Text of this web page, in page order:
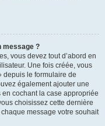
message ?
vous devez tout d’abord en
Une fois créée, vous
depuis le formulaire de
également ajouter une
cochant la case appropriée
choisissez cette dernière
message votre souhait